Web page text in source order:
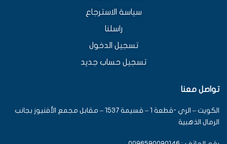
سياسة الاسترجاع
راسلنا
تسجيل الدخول
تسجيل حساب جديد
تواصل معنا
الكويت – الري -قطعة 1 – قسيمة 1537 – مقابل مجمع الأفنيوز بجانب
الرمال الذهبية